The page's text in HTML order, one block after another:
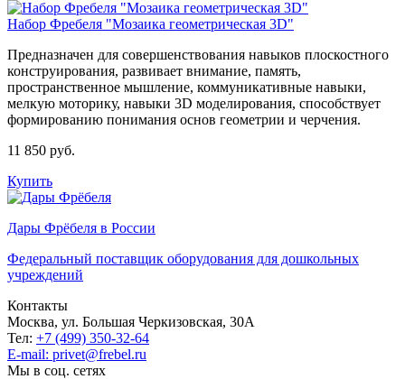
Набор Фребеля "Мозаика геометрическая 3D"
Предназначен для совершенствования навыков плоскостного
конструирования, развивает внимание, память,
пространственное мышление, коммуникативные навыки,
мелкую моторику, навыки 3D моделирования, способствует
формированию понимания основ геометрии и черчения.
11 850 руб.
Купить
Дары Фрёбеля в России
Федеральный поставщик оборудования для дошкольных
учреждений
Контакты
Москва, ул. Большая Черкизовская, 30А
Тел: +7 (499) 350-32-64
E-mail: privet@frebel.ru
Мы в соц. сетях